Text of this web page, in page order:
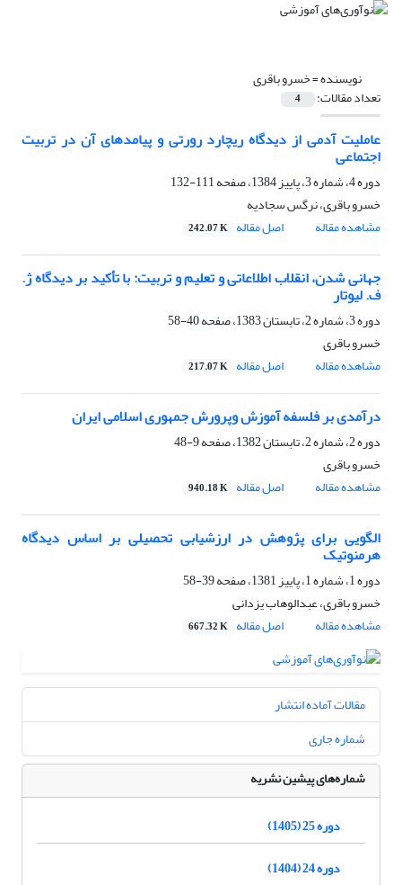
نویسنده =خسرو باقری
تعداد مقالات: 4
عاملیت آدمی از دیدگاه ریچارد رورتی و پیامدهای آن در تربیت
اجتماعی
دوره 4، شماره 3، پاییز 1384، صفحه
111-132
خسرو باقری، نرگس سجادیه
مشاهده مقاله
اصل مقاله 242.07 K
جهانی شدن، انقلاب اطلاعاتی و تعلیم و تربیت: با تأکید بر دیدگاه ژ.
ف. لیوتار
دوره 3، شماره 2، تابستان 1383، صفحه
40-58
خسرو باقری
مشاهده مقاله
اصل مقاله 217.07 K
درآمدی بر فلسفه آموزش وپرورش جمهوری اسلامی ایران
دوره 2، شماره 2، تابستان 1382، صفحه
9-48
خسرو باقری
مشاهده مقاله
اصل مقاله 940.18 K
الگویی برای پژوهش در ارزشیابی تحصیلی بر اساس دیدگاه
هرمنوتیک
دوره 1، شماره 1، پاییز 1381، صفحه
39-58
خسرو باقری، عبدالوهاب یزدانی
مشاهده مقاله
اصل مقاله 667.32 K
مقالات آماده انتشار
شماره جاری
شماره‌های پیشین نشریه
دوره 25 (1405)
دوره 24 (1404)